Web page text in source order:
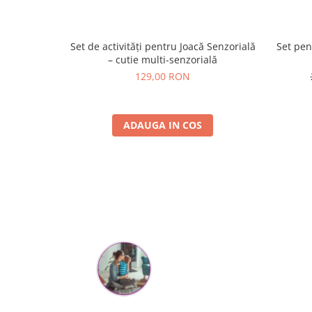
Set de activități pentru Joacă Senzorială
– cutie multi-senzorială
129,00 RON
ADAUGA IN COS
Set